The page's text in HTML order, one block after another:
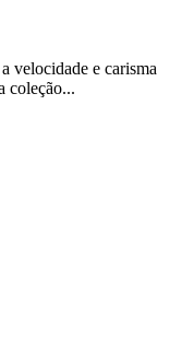
velocidade e carisma
coleção...